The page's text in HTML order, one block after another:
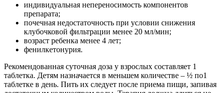
индивидуальная непереносимость компонентов
препарата;
почечная недостаточность при условии снижения
клубочковой фильтрации менее 20 мл/мин;
возраст ребенка менее 4 лет;
фенилкетонурия.
Рекомендованная суточная доза у взрослых составляет 1
таблетка. Детям назначается в меньшем количестве – ½ по1
таблетке в день. Пить их следует после приема пищи, запивая